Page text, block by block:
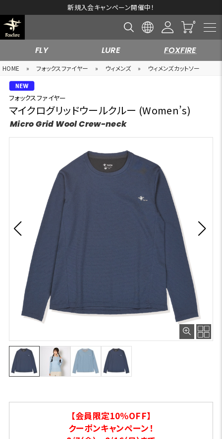
新規入会キャンペーン開催中！
FLY LURE FOXFIRE
HOME » フォックスファイヤー » ウィメンズ » ウィメンズカットソー
フォックスファイヤー
マイクログリッドウールクルー (Women’s)
Micro Grid Wool Crew-neck
【会員限定10％OFF】
クーポンキャンペーン！